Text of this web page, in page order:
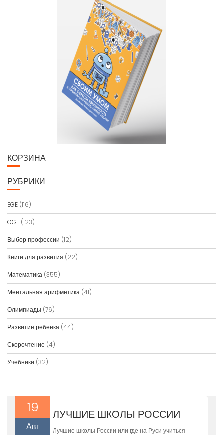
КОРЗИНА
РУБРИКИ
EGE (116)
OGE (123)
Выбор профессии (12)
Книги для развития (22)
Математика (355)
Ментальная арифметика (41)
Олимпиады (76)
Развитие ребенка (44)
Скорочтение (4)
Учебники (32)
19
Авг
ЛУЧШИЕ ШКОЛЫ РОССИИ
Лучшие школы России или где на Руси учиться